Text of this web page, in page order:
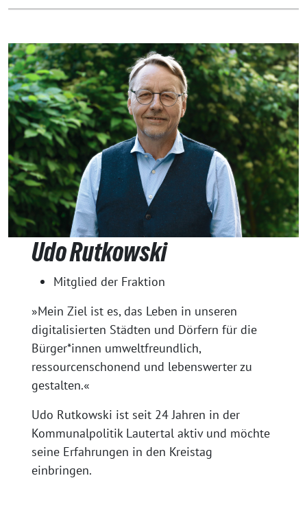
Udo Rutkowski
Mitglied der Fraktion
»Mein Ziel ist es, das Leben in unseren
digitalisierten Städten und Dörfern für die
Bürger*innen umweltfreundlich,
ressourcenschonend und lebenswerter zu
gestalten.«
Udo Rutkowski ist seit 24 Jahren in der
Kommunalpolitik Lautertal aktiv und möchte
seine Erfahrungen in den Kreistag
einbringen.